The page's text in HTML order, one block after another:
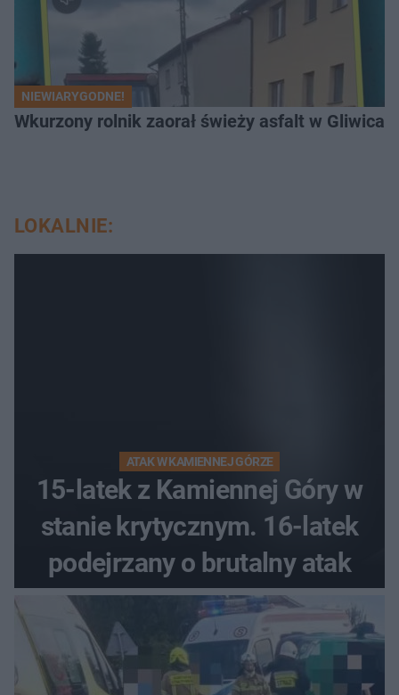
NIEWIARYGODNE!
Wkurzony rolnik zaorał świeży asfalt w
LOKALNIE:
ATAK W KAMIENNEJ GÓRZE
15-latek z Kamiennej Góry w
stanie krytycznym. 16-latek
podejrzany o brutalny atak